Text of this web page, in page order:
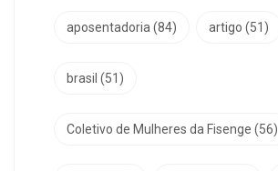
aposentadoria (84) artigo (51)
brasil (51)
Coletivo de Mulheres da Fisenge (56)